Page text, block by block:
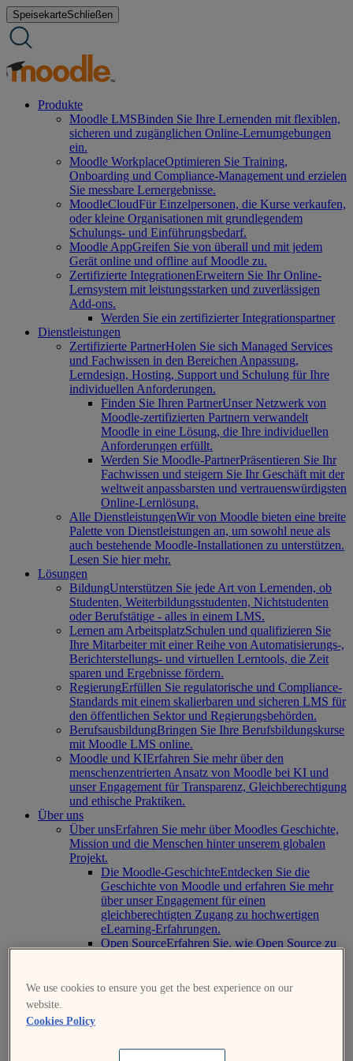
Zum
Inhalt
springen
SpeisekarteSchließen
Produkte
Moodle LMSBinden Sie Ihre Lernenden mit flexiblen,
sicheren und zugänglichen Online-Lernumgebungen
ein.
Moodle WorkplaceOptimieren Sie Training,
Onboarding und Compliance-Management und erzielen
Sie messbare Lernergebnisse.
MoodleCloudFür Einzelpersonen, die Kurse verkaufen,
oder kleine Organisationen mit grundlegendem
Schulungs- und Einführungsbedarf.
Moodle AppGreifen Sie von überall und mit jedem
Gerät online und offline auf Moodle zu.
Zertifizierte IntegrationenErweitern Sie Ihr Online-
Lernsystem mit leistungsstarken und zuverlässigen
Add-ons.
Werden Sie ein zertifizierter Integrationspartner
Dienstleistungen
Zertifizierte PartnerHolen Sie sich Managed Services
und Fachwissen in den Bereichen Anpassung,
Lerndesign, Hosting, Support und Schulung für Ihre
individuellen Anforderungen.
Finden Sie Ihren PartnerUnser Netzwerk von
Moodle-zertifizierten Partnern verwandelt
Moodle in eine Lösung, die Ihre individuellen
Anforderungen erfüllt.
Werden Sie Moodle-PartnerPräsentieren Sie Ihr
Fachwissen und steigern Sie Ihr Geschäft mit der
weltweit anpassbarsten und vertrauenswürdigsten
Online-Lernlösung.
Alle DienstleistungenWir von Moodle bieten eine breite
Palette von Dienstleistungen an, um sowohl neue als
auch bestehende Moodle-Installationen zu unterstützen.
Lesen Sie hier mehr.
Lösungen
BildungUnterstützen Sie jede Art von Lernenden, ob
Studenten, Weiterbildungsstudenten, Nichtstudenten
oder Berufstätige - alles in einem LMS.
Lernen am ArbeitsplatzSchulen und qualifizieren Sie
Ihre Mitarbeiter mit einer Reihe von Automatisierungs-,
Berichterstellungs- und virtuellen Lerntools, die Zeit
sparen und Ergebnisse fördern.
RegierungErfüllen Sie regulatorische und Compliance-
Standards mit einem skalierbaren und sicheren LMS für
den öffentlichen Sektor und Regierungsbehörden.
BerufsausbildungBringen Sie Ihre Berufsbildungskurse
mit Moodle LMS online.
Moodle und KIErfahren Sie mehr über den
menschenzentrierten Ansatz von Moodle bei KI und
unser Engagement für Transparenz, Gleichberechtigung
und ethische Praktiken.
Über uns
Über unsErfahren Sie mehr über Moodles Geschichte,
Mission und die Menschen hinter unserem globalen
Projekt.
Die Moodle-GeschichteEntdecken Sie die
Geschichte von Moodle und erfahren Sie mehr
über unser Engagement für einen
gleichberechtigten Zugang zu hochwertigen
eLearning-Erfahrungen.
Open SourceErfahren Sie, wie Open Source zu
Anpassbarkeit sorgt.
We use cookies to ensure you get the best experience on our
website.
Cookies Policy